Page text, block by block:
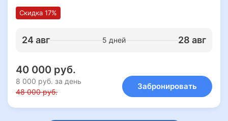
Скидка 17%
24 авг 5 дней 28 авг
40 000 руб.
8 000 руб. за день
48 000 руб.
Забронировать